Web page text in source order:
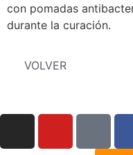
con pomadas
durante la curación.
VOLVER